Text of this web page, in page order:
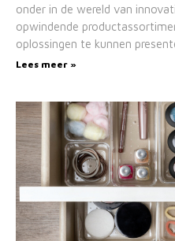
onder in de wereld van
opwindende
oplossingen te kunnen
Lees meer »